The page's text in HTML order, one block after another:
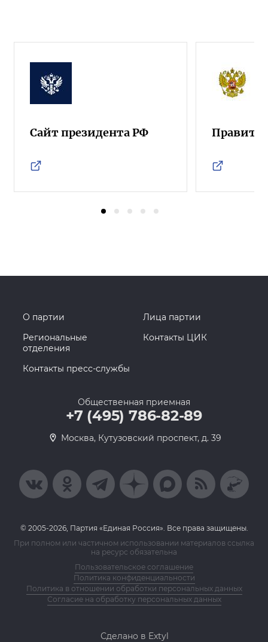
Сайт президента РФ
О партии
Лица партии
Региональные
отделения
Контакты ЦИК
Контакты пресс-службы
Общественная приемная
+7 (495) 786-82-89
Москва, Кутузовский проспект, д. 39
© 2005-2026, Партия «Единая Россия». Все права защищены.
При полном или частичном использовании материалов ссылка
на ресурс обязательна
Пользовательское соглашение
Политика конфиденциальности
Политика в отношении обработки персональных данных
Согласие на обработку персональных данных
Сделано в Extyl